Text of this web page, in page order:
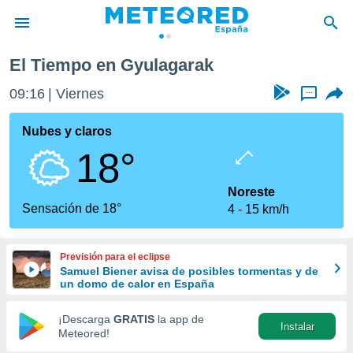
de
por
que se
calidad.
a este
las
y
forma
digital
basada
El Tiempo en Gyulagarak
09:16 Viernes ...
Nubes y claros
18°
Sensación de 18°
Noreste
4
15 km/h
Previsión para el eclipse
Samuel Biener avisa de posibles tormentas y de
un domo de calor en España
¡Descarga GRATIS la app de
Meteored!
Instalar